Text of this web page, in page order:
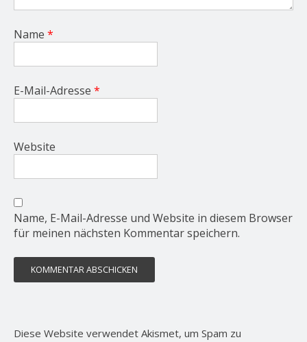
Name *
E-Mail-Adresse *
Website
Name, E-Mail-Adresse und Website in diesem Browser
für meinen nächsten Kommentar speichern.
Diese Website verwendet Akismet, um Spam zu